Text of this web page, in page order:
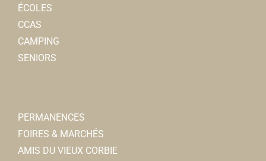
ÉCOLES
CCAS
CAMPING
SENIORS
PERMANENCES
FOIRES & MARCHÉS
AMIS DU VIEUX CORBIE